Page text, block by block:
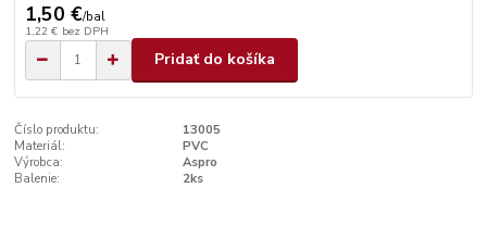
1,50 €/bal
1,22 € bez DPH
Pridať do košíka
Číslo produktu:
13005
Materiál:
PVC
Výrobca:
Aspro
Balenie:
2ks